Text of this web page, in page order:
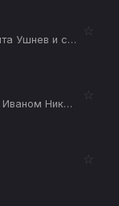
Свадьба вслепую (Хоккеист Никита Ушнев и стилист по волосам Ксения) (12+)
☆
Как поссорился Иван Иванович с Иваном Никифоровичем (12+)
☆
☆